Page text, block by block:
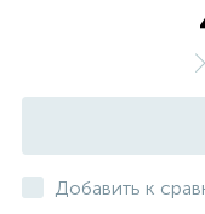
Добавить к